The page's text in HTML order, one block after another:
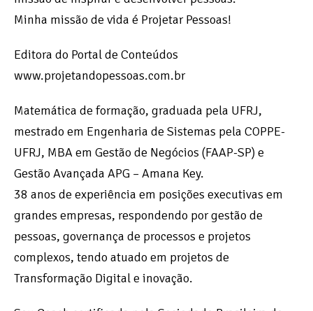
Minha missão de vida é Projetar Pessoas!
Editora do Portal de Conteúdos
www.projetandopessoas.com.br
Matemática de formação, graduada pela UFRJ,
mestrado em Engenharia de Sistemas pela COPPE-
UFRJ, MBA em Gestão de Negócios (FAAP-SP) e
Gestão Avançada APG – Amana Key.
38 anos de experiência em posições executivas em
grandes empresas, respondendo por gestão de
pessoas, governança de processos e projetos
complexos, tendo atuado em projetos de
Transformação Digital e inovação.